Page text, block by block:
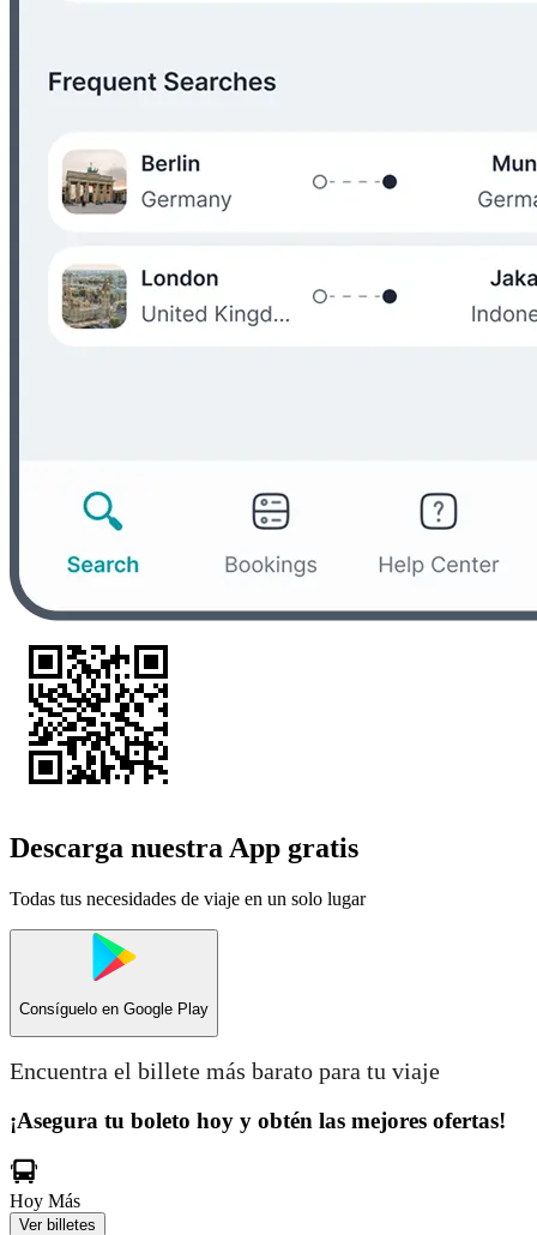
Descarga nuestra App gratis
Todas tus necesidades de viaje en un solo lugar
Consíguelo en Google Play
Encuentra el billete más barato para tu viaje
¡Asegura tu boleto hoy y obtén las mejores ofertas!
Hoy Más
Ver billetes